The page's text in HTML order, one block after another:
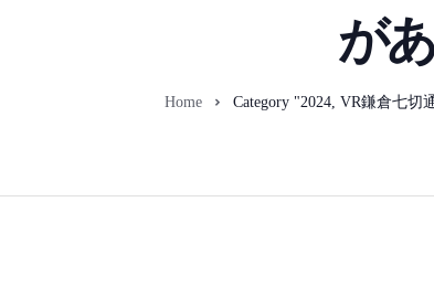
が
Home Category "2024, VR鎌倉七